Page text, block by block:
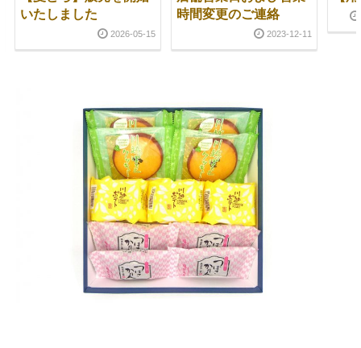
いたしました
2026-05-15
時間変更のご連絡
2023-12-11